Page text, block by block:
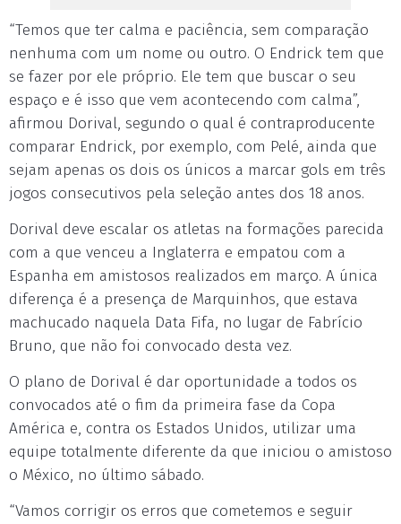
“Temos que ter calma e paciência, sem comparação
nenhuma com um nome ou outro. O Endrick tem que
se fazer por ele próprio. Ele tem que buscar o seu
espaço e é isso que vem acontecendo com calma”,
afirmou Dorival, segundo o qual é contraproducente
comparar Endrick, por exemplo, com Pelé, ainda que
sejam apenas os dois os únicos a marcar gols em três
jogos consecutivos pela seleção antes dos 18 anos.
Dorival deve escalar os atletas na formações parecida
com a que venceu a Inglaterra e empatou com a
Espanha em amistosos realizados em março. A única
diferença é a presença de Marquinhos, que estava
machucado naquela Data Fifa, no lugar de Fabrício
Bruno, que não foi convocado desta vez.
O plano de Dorival é dar oportunidade a todos os
convocados até o fim da primeira fase da Copa
América e, contra os Estados Unidos, utilizar uma
equipe totalmente diferente da que iniciou o amistoso
o México, no último sábado.
“Vamos corrigir os erros que cometemos e seguir